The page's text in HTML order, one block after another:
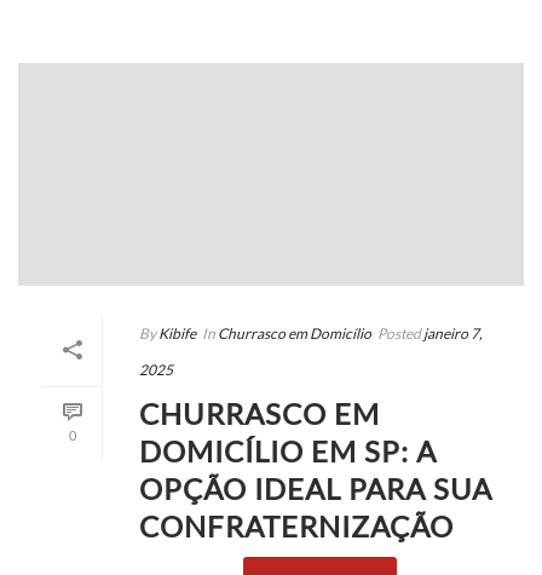
0
By Kibife In Churrasco em Domicílio Posted janeiro 7,
2025
CHURRASCO EM
DOMICÍLIO EM SP: A
OPÇÃO IDEAL PARA SUA
CONFRATERNIZAÇÃO